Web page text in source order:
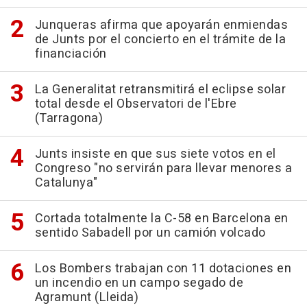
Junqueras afirma que apoyarán enmiendas
de Junts por el concierto en el trámite de la
financiación
La Generalitat retransmitirá el eclipse solar
total desde el Observatori de l'Ebre
(Tarragona)
Junts insiste en que sus siete votos en el
Congreso "no servirán para llevar menores a
Catalunya"
Cortada totalmente la C-58 en Barcelona en
sentido Sabadell por un camión volcado
Los Bombers trabajan con 11 dotaciones en
un incendio en un campo segado de
Agramunt (Lleida)